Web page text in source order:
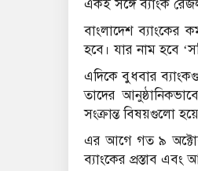
একই সঙ্গে ব্যাংক
বাংলাদেশ ব্যাংকের
হবে। যার নাম হবে
এদিকে বুধবার
তাদের
সংক্রান্ত বিষয়গুলো
এর আগে গত ৯
ব্যাংকের প্রস্তাব এবং